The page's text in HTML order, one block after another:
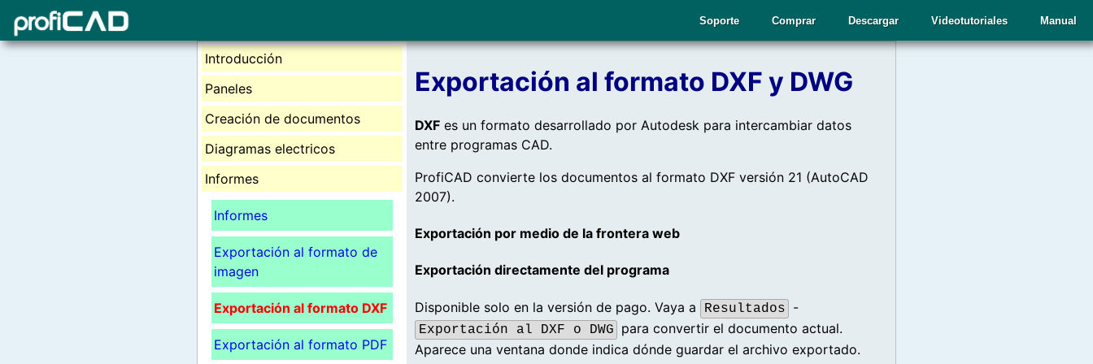
Manual
Videotutoriales
Descargar
Comprar
Soporte
Exportación al formato DXF y DWG
DXF es un formato desarrollado por Autodesk para intercambiar datos
entre programas CAD.
ProfiCAD convierte los documentos al formato DXF versión 21 (AutoCAD
2007).
Exportación por medio de la frontera web
Exportación directamente del programa
Disponible solo en la versión de pago. Vaya a Resultados -
Exportación al DXF o DWG
para convertir el documento actual.
Aparece una ventana donde indica dónde guardar el archivo exportado.
Introducción
Paneles
Creación de documentos
Diagramas electricos
Informes
Informes
Exportación al formato de
imagen
Exportación al formato DXF
Exportación al formato PDF